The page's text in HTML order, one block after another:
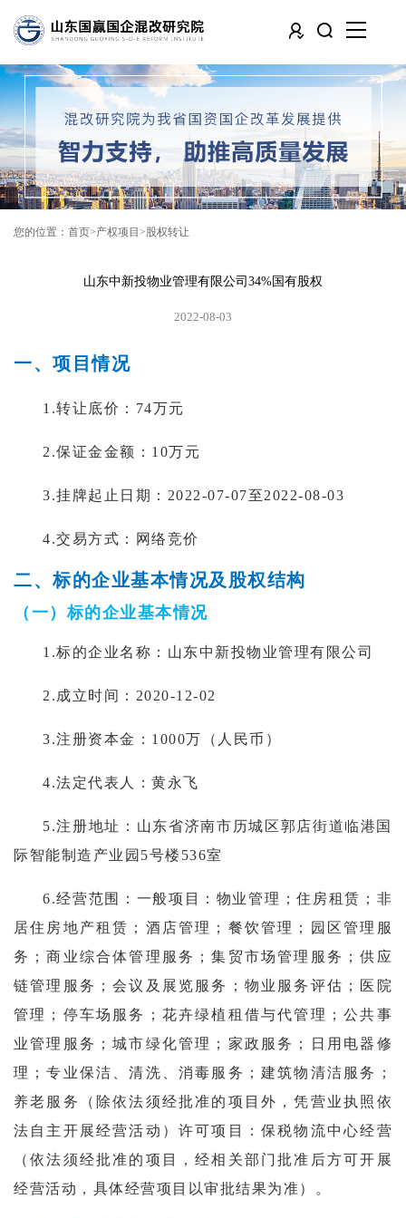
您的位置： 首页 产权项目 股权转让
山东中新投物业管理有限公司34%国有股权
2022-08-03
一、项目情况
1.转让底价： 74万元
2.保证金金额： 10万元
3.挂牌起止日期：2022-07-07至2022-08-03
4.交易方式：网络竞价
二、标的企业基本情况及股权结构
（一）标的企业基本情况
1.标的企业名称：山东中新投物业管理有限公司
2.成立时间：2020-12-02
3.注册资本金：1000万（人民币）
4.法定代表人：黄永飞
5.注册地址：山东省济南市历城区郭店街道临港国
际智能制造产业园5号楼536室
6.经营范围： 一般项目：物业管理；住房租赁；非
居住房地产租赁；酒店管理；餐饮管理；园区管理服
务；商业综合体管理服务；集贸市场管理服务；供应
链管理服务；会议及展览服务；物业服务评估；医院
管理；停车场服务；花卉绿植租借与代管理；公共事
业管理服务；城市绿化管理；家政服务；日用电器修
理；专业保洁、清洗、消毒服务；建筑物清洁服务；
养老服务（除依法须经批准的项目外，凭营业执照依
法自主开展经营活动）许可项目：保税物流中心经营
（依法须经批准的项目，经相关部门批准后方可开展
经营活动，具体经营项目以审批结果为准）。